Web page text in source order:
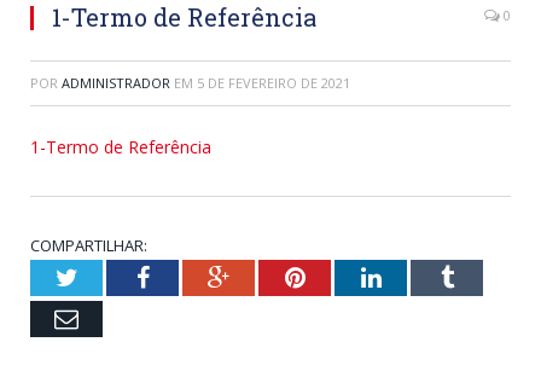
1-Termo de Referência 0
POR ADMINISTRADOR EM 5 DE FEVEREIRO DE 2021
1-Termo de Referência
COMPARTILHAR:
TwitterFacebookGoogle+PinterestLinkedInTumblr
Email